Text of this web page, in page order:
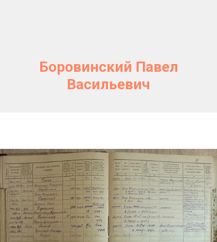
Боровинский Павел
Васильевич